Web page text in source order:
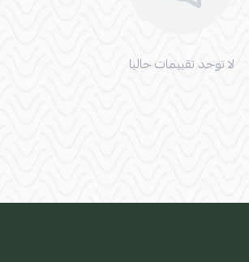
لا توجد تقييمات حاليا